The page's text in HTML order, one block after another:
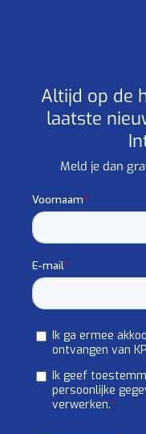
Altijd op de
laatste
Meld je dan